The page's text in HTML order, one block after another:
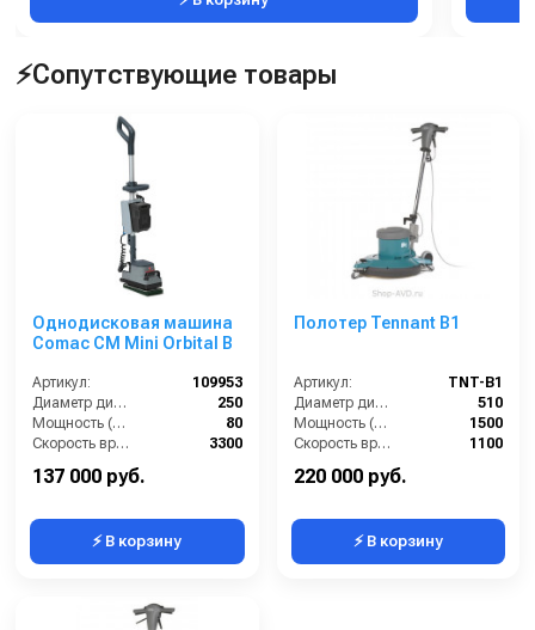
⚡Сопутствующие товары
Однодисковая машина
Comac CM Mini Orbital B
Артикул:
109953
Диаметр диска / рабочая ширина (мм):
250
Мощность (Вт):
80
Скорость вращения щётки (об/мин):
3300
137 000 руб.
⚡ В корзину
Полотер Tennant B1
Артикул:
TNT-B1
Диаметр диска / рабочая ширина (мм):
510
Мощность (Вт):
1500
Скорость вращения щётки (об/мин):
1100
220 000 руб.
⚡ В корзину